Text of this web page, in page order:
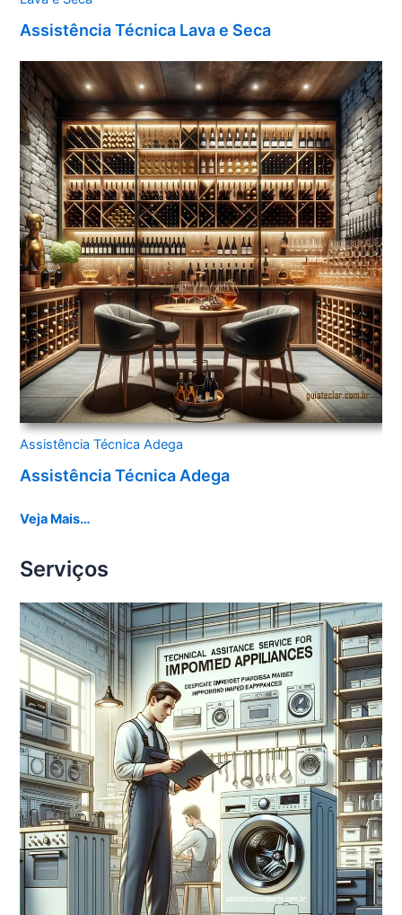
Assistência Técnica Lava e Seca
Assistência Técnica Adega
Assistência Técnica Adega
Veja Mais…
Serviços